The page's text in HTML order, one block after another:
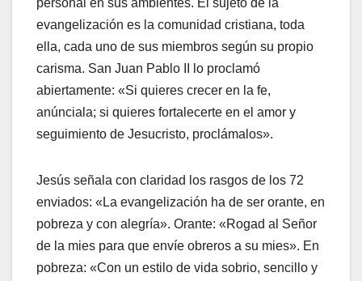
evangelización es la comunidad cristiana, toda
ella, cada uno de sus miembros según su propio
carisma. San Juan Pablo II lo proclamó
abiertamente: «Si quieres crecer en la fe,
anúnciala; si quieres fortalecerte en el amor y
seguimiento de Jesucristo, proclámalos».
Jesús señala con claridad los rasgos de los 72
enviados: «La evangelización ha de ser orante, en
pobreza y con alegría». Orante: «Rogad al Señor
de la mies para que envíe obreros a su mies». En
pobreza: «Con un estilo de vida sobrio, sencillo y